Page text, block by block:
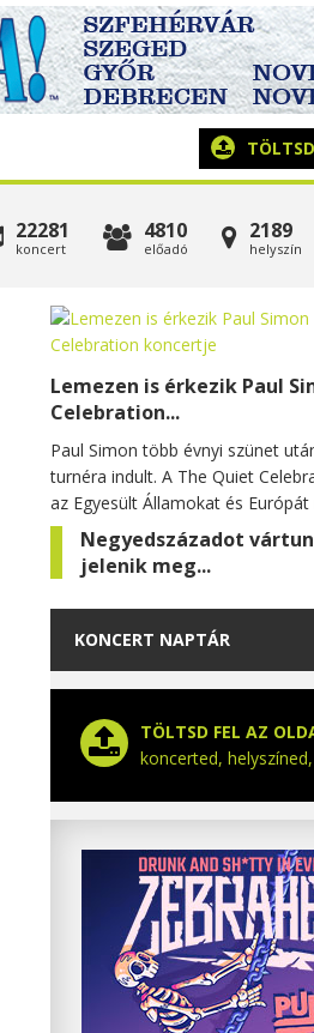
22281
koncert
4810
előadó
2189
helyszín
Lemezen is érkezik Paul
Celebration...
Paul Simon több évnyi szünet
turnéra indult. A The Quiet
az Egyesült Államokat és Európát
Negyedszázadot
jelenik meg...
KONCERT NAPTÁR
TÖLTSD FEL AZ
koncerted,